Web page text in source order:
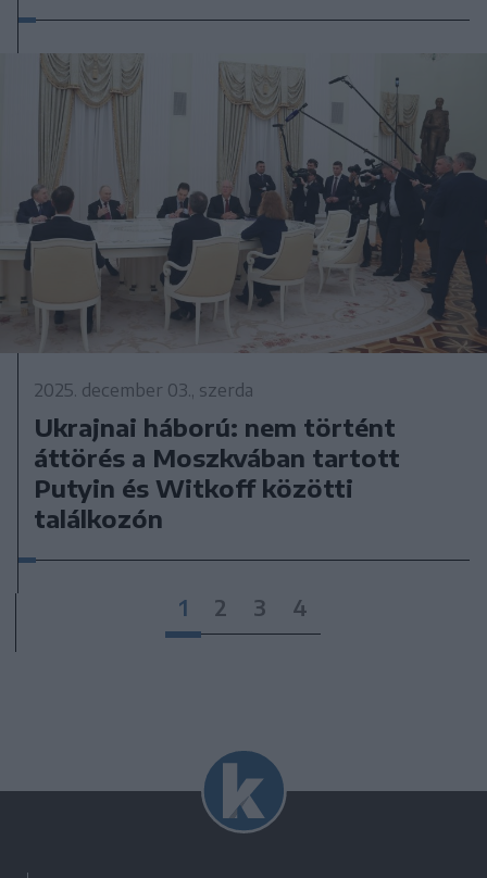
2025. december 03., szerda
Ukrajnai háború: nem történt
áttörés a Moszkvában tartott
Putyin és Witkoff közötti
találkozón
1 2 3 4